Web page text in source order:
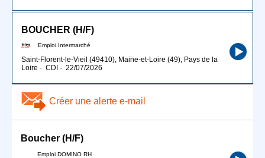
BOUCHER (H/F)
Emploi Intermarché
Saint-Florent-le-Vieil (49410), Maine-et-Loire (49), Pays de la
Loire - CDI - 22/07/2026
Créer une alerte e-mail
Boucher (H/F)
Emploi DOMINO RH